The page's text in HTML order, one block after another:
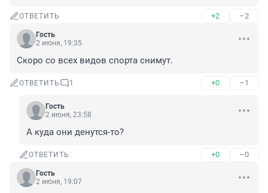
ОТВЕТИТЬ +2 –2
Гость
2 июня, 19:35
Скоро со всех видов спорта снимут.
ОТВЕТИТЬ 1 +0 –1
Гость
2 июня, 23:58
А куда они денутся-то?
ОТВЕТИТЬ +0 –0
Гость
2 июня, 19:07